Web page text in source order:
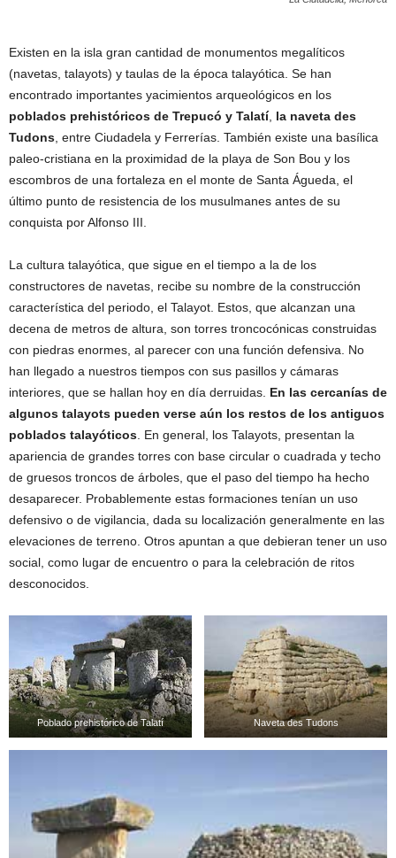
Existen en la isla gran cantidad de monumentos megalíticos
(navetas, talayots) y taulas de la época talayótica. Se han
encontrado importantes yacimientos arqueológicos en los
poblados prehistóricos de Trepucó y Talatí, la naveta des
Tudons , entre Ciudadela y Ferrerías. También existe una basílica
paleo-cristiana en la proximidad de la playa de Son Bou y los
escombros de una fortaleza en el monte de Santa Águeda, el
último punto de resistencia de los musulmanes antes de su
conquista por Alfonso III.
La cultura talayótica, que sigue en el tiempo a la de los
constructores de navetas, recibe su nombre de la construcción
característica del periodo, el Talayot. Estos, que alcanzan una
decena de metros de altura, son torres troncocónicas construidas
con piedras enormes, al parecer con una función defensiva. No
han llegado a nuestros tiempos con sus pasillos y cámaras
interiores, que se hallan hoy en día derruidas. En las cercanías de
algunos talayots pueden verse aún los restos de los antiguos
poblados talayóticos . En general, los Talayots, presentan la
apariencia de grandes torres con base circular o cuadrada y techo
de gruesos troncos de árboles, que el paso del tiempo ha hecho
desaparecer. Probablemente estas formaciones tenían un uso
defensivo o de vigilancia, dada su localización generalmente en las
elevaciones de terreno. Otros apuntan a que debieran tener un uso
social, como lugar de encuentro o para la celebración de ritos
desconocidos.
Poblado prehistórico de Talatí Naveta des Tudons